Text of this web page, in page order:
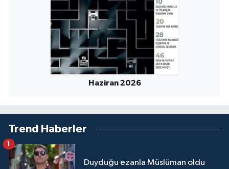
Haziran 2026
Trend Haberler
Duyduğu ezanla Müslüman oldu
1